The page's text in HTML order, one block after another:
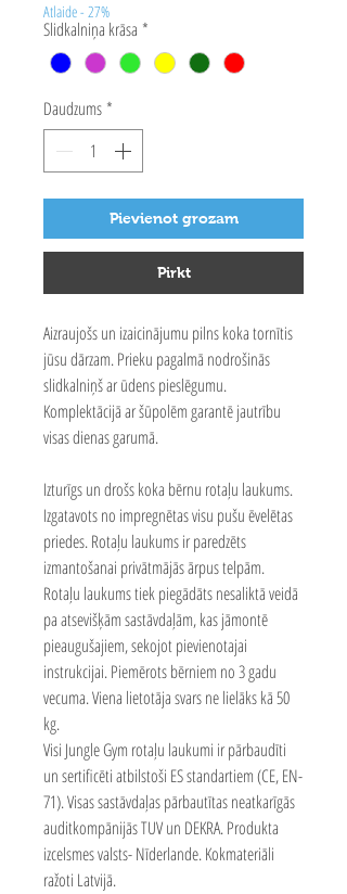
Atlaide - 27%
Slidkalniņa krāsa *
Daudzums *
Pievienot grozam
Pirkt
Aizraujošs un izaicinājumu pilns koka tornītis
jūsu dārzam. Prieku pagalmā nodrošinās
slidkalniņš ar ūdens pieslēgumu.
Komplektācijā ar šūpolēm garantē jautrību
visas dienas garumā.
Izturīgs un drošs koka bērnu rotaļu laukums.
Izgatavots no impregnētas visu pušu ēvelētas
priedes. Rotaļu laukums ir paredzēts
izmantošanai privātmājās ārpus telpām.
Rotaļu laukums tiek piegādāts nesaliktā veidā
pa atsevišķām sastāvdaļām, kas jāmontē
pieaugušajiem, sekojot pievienotajai
instrukcijai. Piemērots bērniem no 3 gadu
vecuma. Viena lietotāja svars ne lielāks kā 50
kg.
Visi Jungle Gym rotaļu laukumi ir pārbaudīti
un sertificēti atbilstoši ES standartiem (CE, EN-
71). Visas sastāvdaļas pārbautītas neatkarīgās
auditkompānijās TUV un DEKRA. Produkta
izcelsmes valsts- Nīderlande. Kokmateriāli
ražoti Latvijā.